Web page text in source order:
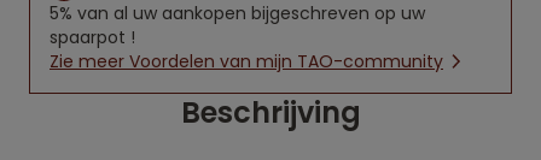
5% van al uw aankopen bijgeschreven op uw
spaarpot !
Zie meer Voordelen van mijn TAO-community
Beschrijving